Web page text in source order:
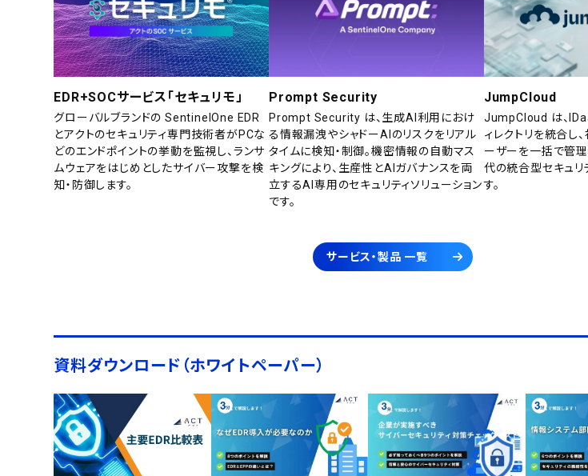
EDR+SOCサービス「セキュリモ」
グローバルブランドの SentinelOne EDR
とアクトのセキュリティ専門技術者がPCな
どのエンドポイントの挙動を監視し、ランサ
ムウェアをはじめとしたサイバー攻撃を検
知・防御します。
Prompt Security
Prompt Security は、生成AI利用におけ
る情報漏洩やシャドーAIのリスクをリアル
タイムに検知・制御。機密情報の自動マス
キングにより、生産性とAIガバナンスを両
立するAI専用のセキュリティソリューション
です。
JumpCloud
JumpCloud は、
ィレクトリを統合し
ーザーを一括で管
代の統合型セキュリ
す。
サービス・製品 一覧
資料ダウンロード（ホワイトペーパー）